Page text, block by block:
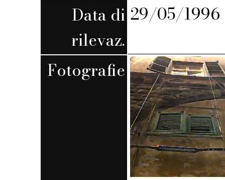
Data di
rilevaz.
29/05/1996
Fotografie